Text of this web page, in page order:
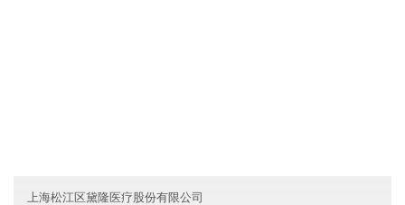
上海松江区黛隆医疗股份有限公司